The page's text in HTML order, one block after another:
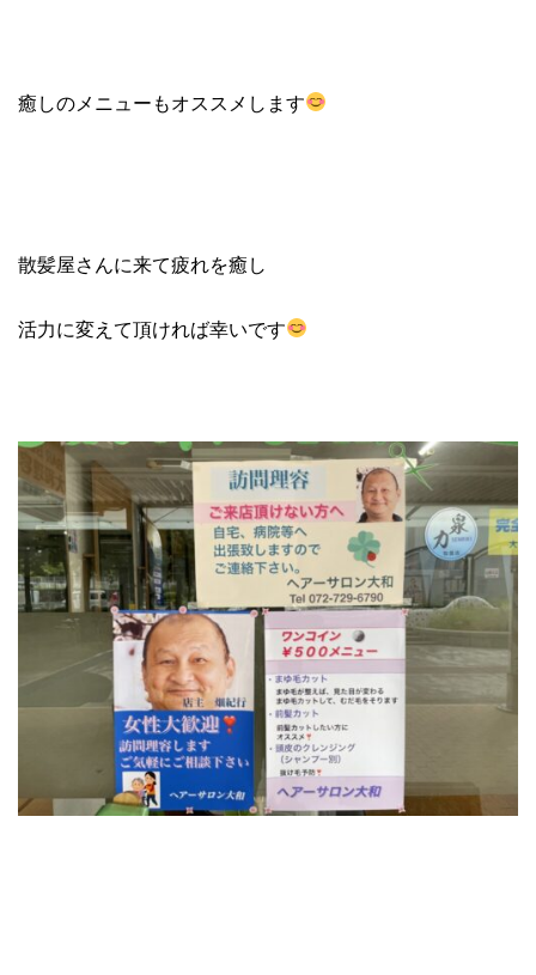
癒しのメニューもオススメします
散髪屋さんに来て疲れを癒し
活力に変えて頂ければ幸いです